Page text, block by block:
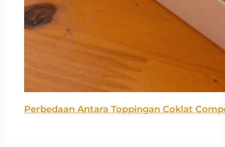
Perbedaan Antara Toppingan Coklat